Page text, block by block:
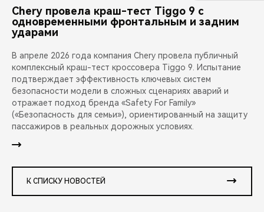
Chery провела краш-тест Tiggo 9 с
одновременными фронтальным и задним
ударами
В апреле 2026 года компания Chery провела публичный
комплексный краш-тест кроссовера Tiggo 9. Испытание
подтверждает эффективность ключевых систем
безопасности модели в сложных сценариях аварий и
отражает подход бренда «Safety For Family»
(«Безопасность для семьи»), ориентированный на защиту
пассажиров в реальных дорожных условиях.
К СПИСКУ НОВОСТЕЙ